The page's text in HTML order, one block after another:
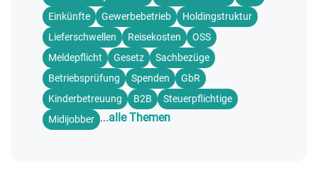
Einkünfte
Gewerbebetrieb
Holdingstruktur
Lieferschwellen
Reisekosten
OSS
Meldepflicht
Gesetz
Sachbezüge
Betriebsprüfung
Spenden
GbR
Kinderbetreuung
B2B
Steuerpflichtige
Midijobber ...alle Themen